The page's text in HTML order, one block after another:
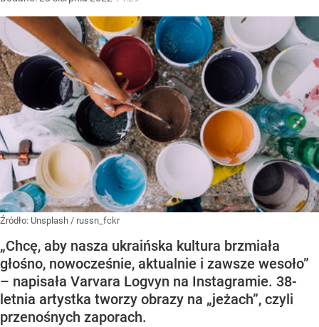
Źródło: Unsplash / russn_fckr
„Chcę, aby nasza ukraińska kultura brzmiała
głośno, nowocześnie, aktualnie i zawsze wesoło”
– napisała Varvara Logvyn na Instagramie. 38-
letnia artystka tworzy obrazy na „jeżach”, czyli
przenośnych zaporach.